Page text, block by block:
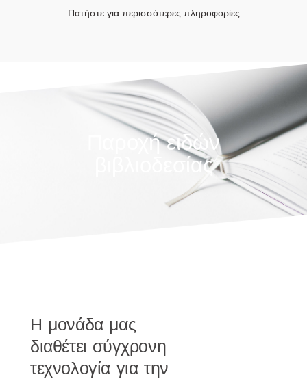
Πατήστε για περισσότερες πληροφορίες
Παροχή ειδών
βιβλιοδεσίας
H μονάδα μας
διαθέτει σύγχρονη
τεχνολογία για την